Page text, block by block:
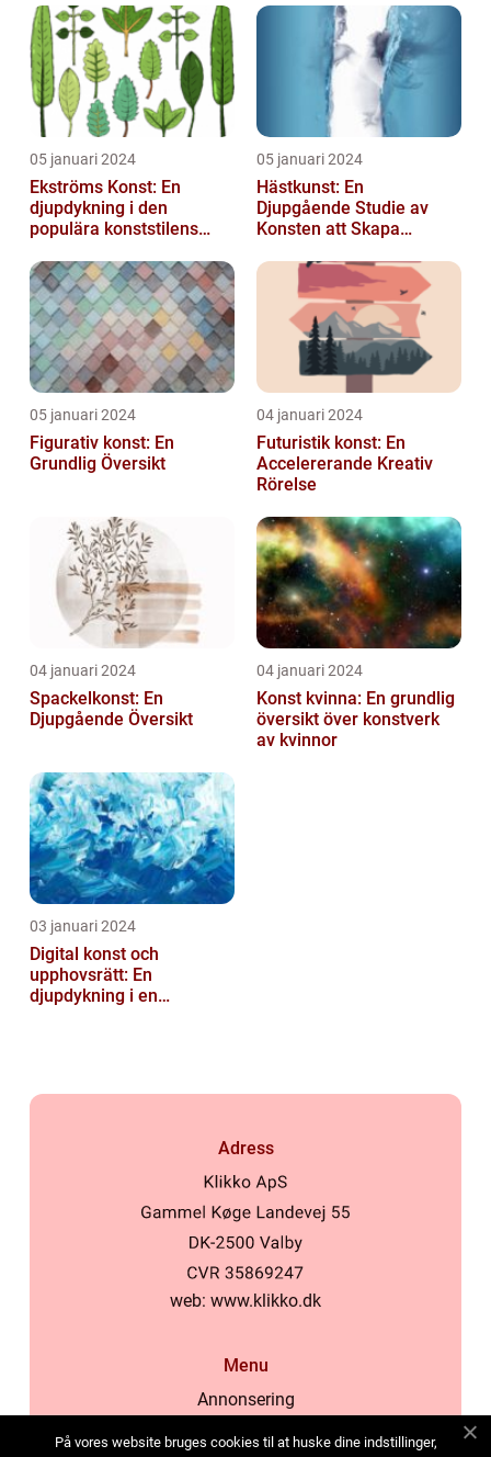
05 januari 2024
Ekströms Konst: En
djupdykning i den
populära konststilens
05 januari 2024
Hästkunst: En
Djupgående Studie av
Konsten att Skapa
05 januari 2024
Figurativ konst: En
Grundlig Översikt
04 januari 2024
Futuristik konst: En
Accelererande Kreativ
Rörelse
04 januari 2024
Spackelkonst: En
Djupgående Översikt
04 januari 2024
Konst kvinna: En grundlig
översikt över konstverk
av kvinnor
03 januari 2024
Digital konst och
upphovsrätt: En
djupdykning i en
Adress
web: www.klikko.dk
Menu
Annonsering
På vores website bruges cookies til at huske dine indstillinger,